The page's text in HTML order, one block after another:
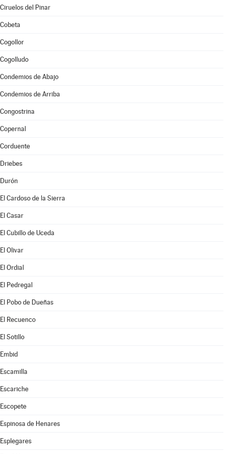
Ciruelos del Pinar
Cobeta
Cogollor
Cogolludo
Condemios de Abajo
Condemios de Arriba
Congostrina
Copernal
Corduente
Driebes
Durón
El Cardoso de la Sierra
El Casar
El Cubillo de Uceda
El Olivar
El Ordial
El Pedregal
El Pobo de Dueñas
El Recuenco
El Sotillo
Embid
Escamilla
Escariche
Escopete
Espinosa de Henares
Esplegares